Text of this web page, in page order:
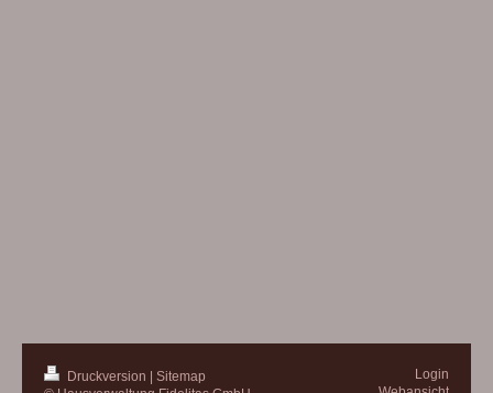
Druckversion | Sitemap
Login